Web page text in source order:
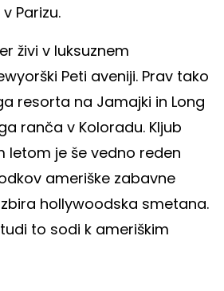
Parizu.
živi v luksuznem
Peti aveniji. Prav tako
resorta na Jamajki in Long
ranča v Koloradu. Kljub
letom je še vedno reden
ameriške zabavne
hollywoodska smetana.
to sodi k ameriškim